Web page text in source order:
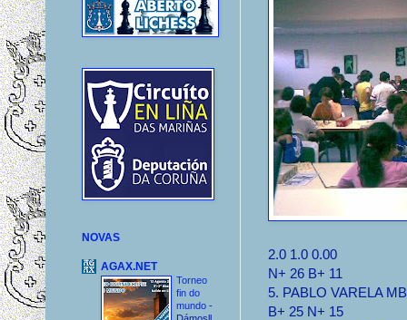
2.0 1.0 0.00
N+ 26 B+ 11
5. PABLO VARELA
B+ 25 N+ 15
NOVAS
AGAX.NET
Torneo
fin do
mundo -